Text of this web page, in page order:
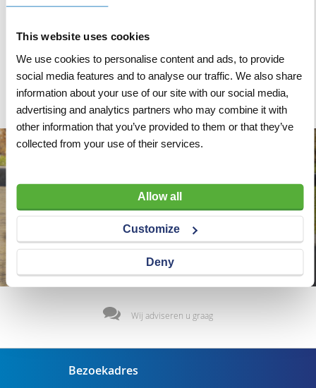
This website uses cookies
We use cookies to personalise content and ads, to provide
social media features and to analyse our traffic. We also share
information about your use of our site with our social media,
advertising and analytics partners who may combine it with
other information that you’ve provided to them or that they’ve
collected from your use of their services.
Allow all
Customize
Deny
IV DV breed | 117-210 cm
€ 999,00 € 775,00
Wij adviseren u graag
Bezoekadres